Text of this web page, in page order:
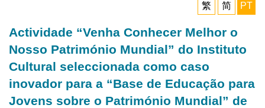
繁
简 PT
Actividade “Venha Conhecer Melhor o
Nosso Património Mundial” do Instituto
Cultural seleccionada como caso
inovador para a “Base de Educação para
Jovens sobre o Património Mundial” de